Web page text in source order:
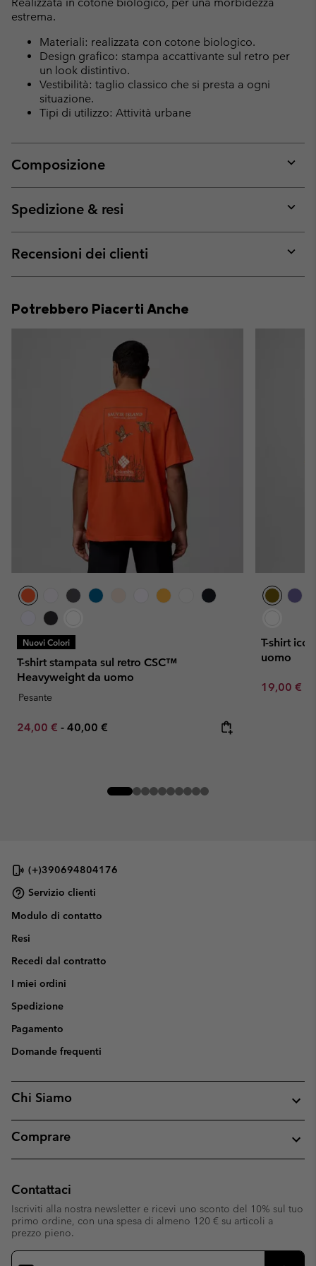
estrema.
Materiali: realizzata con cotone biologico.
Design grafico: stampa accattivante sul retro per
un look distintivo.
Vestibilità: taglio classico che si presta a ogni
situazione.
Tipi di utilizzo: Attività urbane
Composizione
or
Spedizione & resi
or
Recensioni dei clienti
or
Potrebbero Piacerti Anche
Nuovi Colori
T-shirt stampata sul retro CSC™
Heavyweight da uomo
Pesante
Minimum sale price:
24,00 € - Maximum price:
40,00 €
T-shirt
uomo
Minimum
19,00 €
(+)390694804176
Servizio clienti
Modulo di contatto
Resi
Recedi dal contratto
I miei ordini
Spedizione
Pagamento
Domande frequenti
Chi Siamo
Comprare
Contattaci
Iscriviti alla nostra newsletter e ricevi uno sconto del 10% sul tuo
primo ordine, con una spesa di almeno 120 € su articoli a
prezzo pieno.
Iscrizione